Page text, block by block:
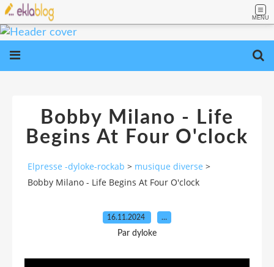
MENU
Bobby Milano - Life
Begins At Four O'clock
Elpresse -dyloke-rockab > musique diverse >
Bobby Milano - Life Begins At Four O'clock
16.11.2024 …
Par dyloke